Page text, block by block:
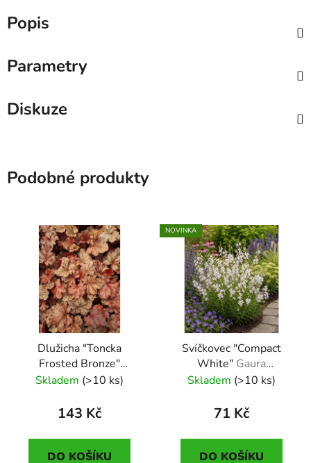
Popis
Parametry
Diskuze
Podobné produkty
Dlužicha "Toncka
Frosted Bronze"
Heuchera x hybrida
Bronze"
Skladem (>10 ks)
143 Kč
DO KOŠÍKU
NOVINKA
Svíčkovec "Compact
White" Gaura
lindheimeri "Compact
Skladem (>10 ks)
71 Kč
DO KOŠÍKU